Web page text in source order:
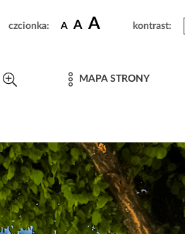
czcionka: A A A kontrast:
MAPA STRONY